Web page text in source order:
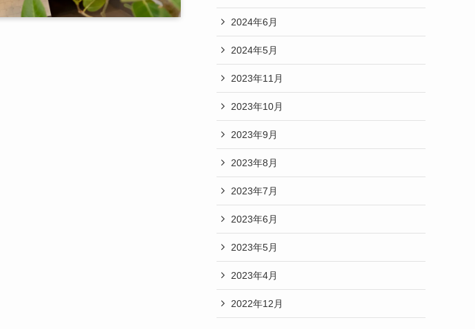
2024年6月
2024年5月
2023年11月
2023年10月
2023年9月
2023年8月
2023年7月
2023年6月
2023年5月
2023年4月
2022年12月